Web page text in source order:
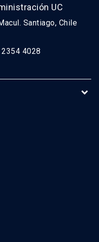
UC
Santiago, Chile
4028